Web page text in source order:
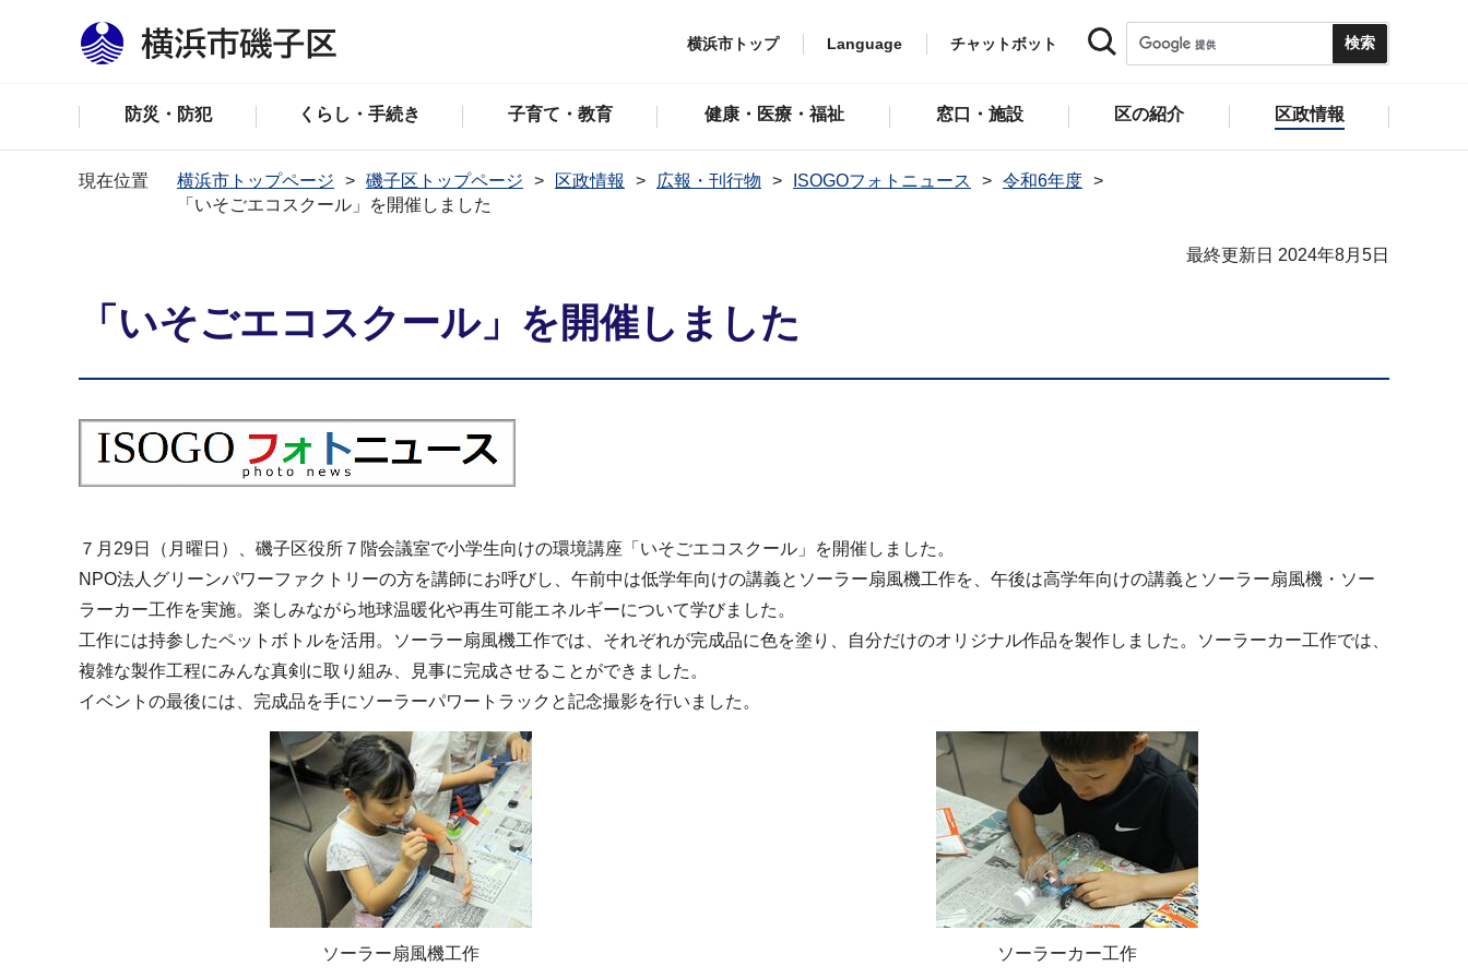
横浜市トップ Language チャットボット
防災・防犯 くらし・手続き 子育て・教育 健康・医療・福祉 窓口・施設 区の紹介 区政情報
現在位置 横浜市トップページ 磯子区トップページ 区政情報 広報・刊行物 ISOGOフォトニュース
令和6年度
「いそごエコスクール」を開催しました
最終更新日 2024年8月5日
「いそごエコスクール」を開催しました
７月29日（月曜日）、磯子区役所７階会議室で小学生向けの環境講座「いそごエコスクール」を開催しました。
NPO法人グリーンパワーファクトリーの方を講師にお呼びし、午前中は低学年向けの講義とソーラー扇風機工作を、午後は高学年向けの講義とソーラー扇風機・ソー
ラーカー工作を実施。楽しみながら地球温暖化や再生可能エネルギーについて学びました。
工作には持参したペットボトルを活用。ソーラー扇風機工作では、それぞれが完成品に色を塗り、自分だけのオリジナル作品を製作しました。ソーラーカー工作では、
複雑な製作工程にみんな真剣に取り組み、見事に完成させることができました。
イベントの最後には、完成品を手にソーラーパワートラックと記念撮影を行いました。
ソーラー扇風機工作 ソーラーカー工作